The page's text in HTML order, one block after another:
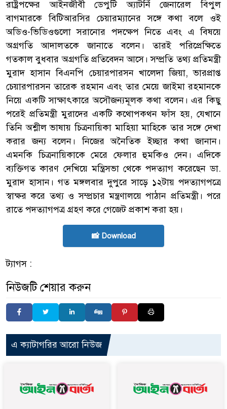
রাষ্ট্রপক্ষের আইনজীবী ডেপুটি অ্যাটর্নি জেনারেল বিপুল
বাগমারকে বিটিআরসির চেয়ারম্যানের সঙ্গে কথা বলে ওই
অডিও-ভিডিওগুলো সরানোর পদক্ষেপ নিতে এবং এ বিষয়ে
অগ্রগতি আদালতকে জানাতে বলেন। তারই পরিপ্রেক্ষিতে
গতকাল বুধবার অগ্রগতি প্রতিবেদন আসে। সম্প্রতি তথ্য প্রতিমন্ত্রী
মুরাদ হাসান বিএনপি চেয়ারপারসন খালেদা জিয়া, ভারপ্রাপ্ত
চেয়ারপারসন তারেক রহমান এবং তার মেয়ে জাইমা রহমানকে
নিয়ে একটি সাক্ষাৎকারে অসৌজন্যমূলক কথা বলেন। এর কিছু
পরেই প্রতিমন্ত্রী মুরাদের একটি কথোপকথন ফাঁস হয়, যেখানে
তিনি অশ্লীল ভাষায় চিত্রনায়িকা মাহিয়া মাহিকে তার সঙ্গে দেখা
করার জন্য বলেন। নিজের অনৈতিক ইচ্ছার কথা জানান।
এমনকি চিত্রনায়িকাকে মেরে ফেলার হুমকিও দেন। এদিকে
ব্যক্তিগত কারণ দেখিয়ে মন্ত্রিসভা থেকে পদত্যাগ করেছেন ডা.
মুরাদ হাসান। গত মঙ্গলবার দুপুরে সাড়ে ১২টায় পদত্যাগপত্রে
স্বাক্ষর করে তথ্য ও সম্প্রচার মন্ত্রণালয়ে পাঠান প্রতিমন্ত্রী। পরে
রাতে পদত্যাগপত্র গ্রহণ করে গেজেট প্রকাশ করা হয়।
📸 Download
ট্যাগস :
নিউজটি শেয়ার করুন
এ ক্যাটাগরির আরো নিউজ